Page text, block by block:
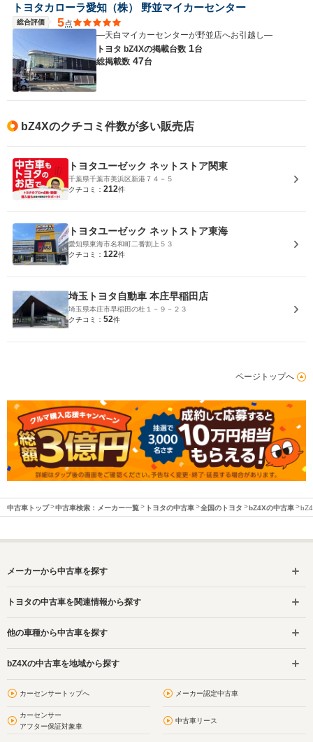
トヨタカローラ愛知（株） 野並マイカーセンター
総合評価 5点
―天白マイカーセンターが野並店へお引越し―
トヨタ bZ4Xの掲載台数 1台
総掲載数 47台
bZ4Xのクチコミ件数が多い販売店
トヨタユーゼック ネットストア関東
千葉県千葉市美浜区新港７４－５
クチコミ： 212件
トヨタユーゼック ネットストア東海
愛知県東海市名和町二番割上５３
クチコミ： 122件
埼玉トヨタ自動車 本庄早稲田店
埼玉県本庄市早稲田の杜１－９－２３
クチコミ： 52件
ページトップへ
中古車トップ 中古車検索：メーカー一覧 トヨタの中古車 全国のトヨタ bZ4Xの中古車
メーカーから中古車を探す
トヨタの中古車を関連情報から探す
他の車種から中古車を探す
bZ4Xの中古車を地域から探す
カーセンサートップへ メーカー認定中古車
カーセンサー
アフター保証対象車
中古車リース